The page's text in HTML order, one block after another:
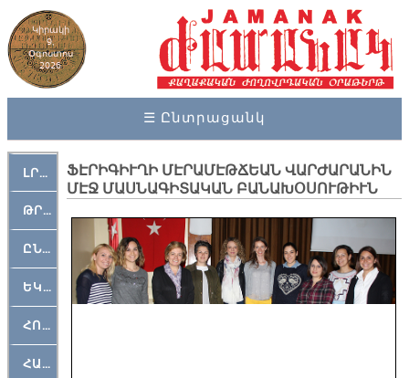
Կիրակի
9,
Օգոստոս
2026
☰ Ընտրացանկ
ԼՐԱՀՈՍ
ԹՐՔԱՀԱՅ ԿԵԱՆՔ
ԸՆԿԵՐԱՄՇԱԿՈՒԹԱՅԻՆ
ԵԿԵՂԵՑԱԿԱՆ
ՀՈԳԵՄՏԱՒՈՐ
ՀԱՐԹԱԿ
ՖԷՐԻԳԻՒՂԻ ՄԷՐԱՄԷԹՃԵԱՆ ՎԱՐԺԱՐԱՆԻՆ
ՄԷՋ ՄԱՍՆԱԳԻՏԱԿԱՆ ԲԱՆԱԽՕՍՈՒԹԻՒՆ